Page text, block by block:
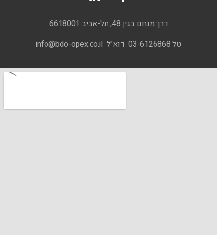
דרך מנחם בגין 48, תל-אביב 6618001
טל 03-6126868 דוא"ל info@bdo-opex.co.il